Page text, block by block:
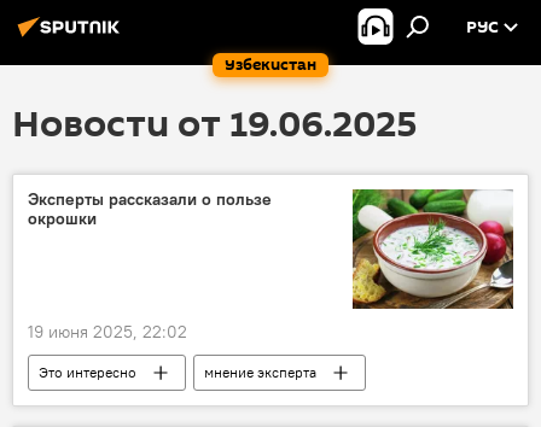
Узбекистан
РУС
Новости от 19.06.2025
Эксперты рассказали о пользе
окрошки
19 июня 2025, 22:02
Это интересно
мнение эксперта
еда
здоровье квас